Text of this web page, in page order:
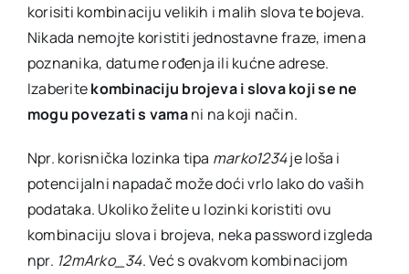
korisiti kombinaciju velikih i malih slova te bojeva.
Nikada nemojte koristiti jednostavne fraze, imena
poznanika, datume rođenja ili kućne adrese.
Izaberitekombinaciju brojeva i slova koji se ne
mogu povezati s vamani na koji način.
Npr. korisnička lozinka tipa marko1234je loša i
potencijalni napadač može doći vrlo lako do vaših
podataka. Ukoliko želite u lozinki koristiti ovu
kombinaciju slova i brojeva, neka password izgleda
npr. 12mArko_34. Već s ovakvom kombinacijom